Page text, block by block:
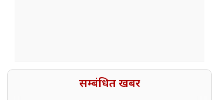
सम्बंधित खबर